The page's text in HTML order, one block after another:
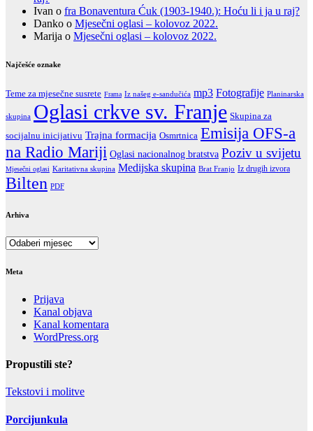
Ivan o fra Bonaventura Ćuk (1903-1940.): Hoću li i ja u raj?
Danko o Mjesečni oglasi – kolovoz 2022.
Marija o Mjesečni oglasi – kolovoz 2022.
Najčešće oznake
Teme za mjesečne susrete Frama Iz našeg e-sandučića mp3 Fotografije Planinarska
skupina Oglasi crkve sv. Franje Skupina za
socijalnu inicijativu Trajna formacija Osmrtnica Emisija OFS-a
na Radio Mariji Oglasi nacionalnog bratstva Poziv u svijetu
Mjesečni oglasi Karitativna skupina Medijska skupina Brat Franjo Iz drugih izvora
Bilten PDF
Arhiva
Arhiva
Meta
Prijava
Kanal objava
Kanal komentara
WordPress.org
Propustili ste?
Tekstovi i molitve
Porcijunkula